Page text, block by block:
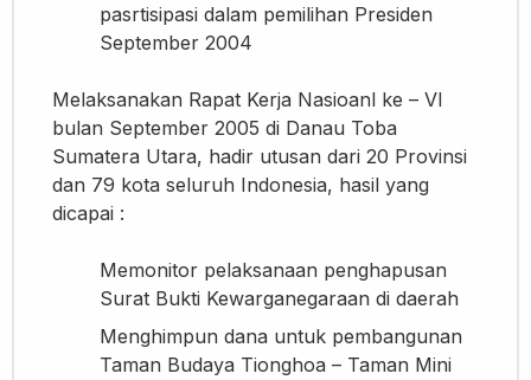
pasrtisipasi dalam pemilihan Presiden
September 2004
Melaksanakan Rapat Kerja Nasioanl ke – VI
bulan September 2005 di Danau Toba
Sumatera Utara, hadir utusan dari 20 Provinsi
dan 79 kota seluruh Indonesia, hasil yang
dicapai :
Memonitor pelaksanaan penghapusan
Surat Bukti Kewarganegaraan di daerah
Menghimpun dana untuk pembangunan
Taman Budaya Tionghoa – Taman Mini